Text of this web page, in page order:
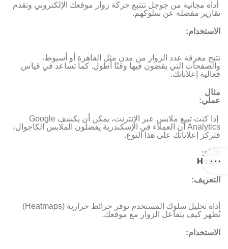
أداة مجانية من جوجل تتتبع حركة زوار موقعك الإلكتروني وتقدم
تقارير مفصلة عن سلوكهم.
الاستخدام:
تتيح معرفة عدد الزوار من مدن مثل القاهرة أو أسيوط،
والصفحات التي يقضون فيها وقتًا أطول. كما تساعد في قياس
فعالية إعلاناتك.
مثال
عملي:
إذا كنت تبيع ملابس عبر الإنترنت، يمكن أن يكشف Google
Analytics أن العملاء في الإسكندرية يفضلون الملابس الكاجوال،
فتركز إعلاناتك على هذا النوع.
الأداة:
Hotjar
التعريف:
أداة تحليل سلوك المستخدم توفر خرائط حرارية (Heatmaps)
تُظهر كيف يتفاعل الزوار مع موقعك.
الاستخدام: